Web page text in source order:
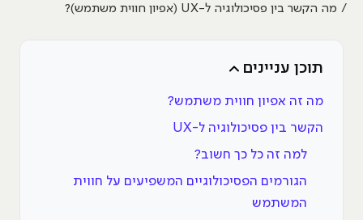
מה הקשר בין פסיכולוגיה ל-UX (אפיון חווית משתמש)?
תוכן עניינים
מה זה אפיון חווית משתמש?
הקשר בין פסיכולוגיה ל-UX
למה זה כל כך חשוב?
הגורמים הפסיכולוגיים המשפיעים על חווית
המשתמש